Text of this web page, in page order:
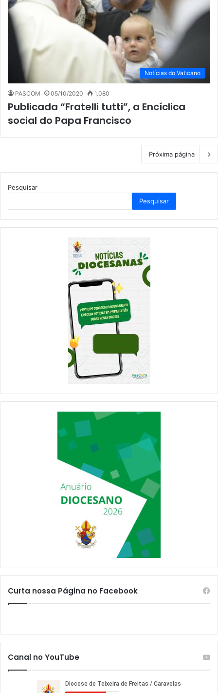
Notícias do Vaticano
PASCOM 05/10/2020 1.080
Publicada “Fratelli tutti”, a Encíclica
social do Papa Francisco
Próxima página
Pesquisar
Pesquisar
Curta nossa Página no Facebook
Canal no YouTube